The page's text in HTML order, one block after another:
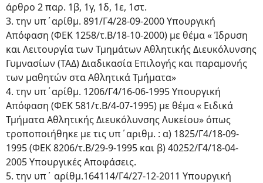
άρθρο 2 παρ. 1β, 1γ, 1δ, 1ε, 1στ.
3. την υπ΄αρίθμ. 891/Γ4/28-09-2000 Υπουργική
Απόφαση (ΦΕΚ 1258/τ.Β/18-10-2000) με θέμα « Ίδρυση
και Λειτουργία των Τμημάτων Αθλητικής Διευκόλυνσης
Γυμνασίων (ΤΑΔ) Διαδικασία Επιλογής και παραμονής
των μαθητών στα Αθλητικά Τμήματα»
4. την υπ΄αρίθμ. 1206/Γ4/16-06-1995 Υπουργική
Απόφαση (ΦΕΚ 581/τ.Β/4-07-1995) με θέμα « Ειδικά
Τμήματα Αθλητικής Διευκόλυνσης Λυκείου» όπως
τροποποιήθηκε με τις υπ΄αριθμ. : α) 1825/Γ4/18-09-
1995 (ΦΕΚ 8206/τ.Β/29-9-1995 και β) 40252/Γ4/18-04-
2005 Υπουργικές Αποφάσεις.
5. την υπ΄ αρίθμ.164114/Γ4/27-12-2011 Υπουργική